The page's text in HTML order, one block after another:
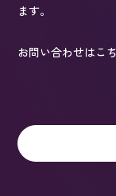
ます。
お問い合わせはこ